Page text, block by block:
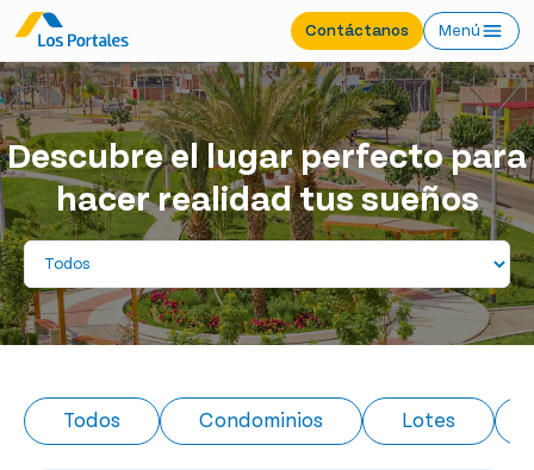
Contáctanos Menú
Descubre el lugar perfecto para
hacer realidad tus sueños
Todos Condominios Lotes